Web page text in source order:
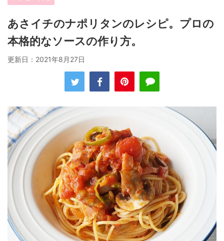
あさイチのナポリタンのレシピ。プロの
本格的なソースの作り方。
更新日： 2021年8月27日